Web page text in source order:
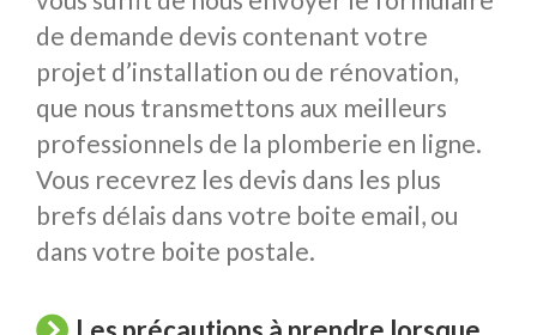
de demande devis contenant votre
projet d’installation ou de rénovation,
que nous transmettons aux meilleurs
professionnels de la plomberie en ligne.
Vous recevrez les devis dans les plus
brefs délais dans votre boite email, ou
dans votre boite postale.